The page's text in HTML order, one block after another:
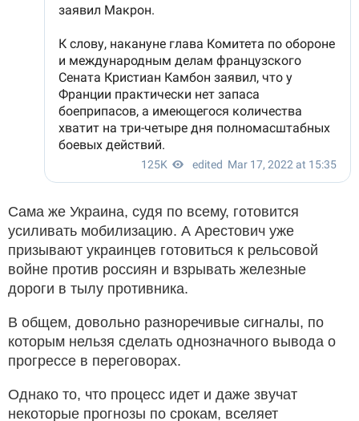
Сама же Украина, судя по всему, готовится
усиливать мобилизацию. А Арестович уже
призывают украинцев готовиться к рельсовой
войне против россиян и взрывать железные
дороги в тылу противника.
В общем, довольно разноречивые сигналы, по
которым нельзя сделать однозначного вывода о
прогрессе в переговорах.
Однако то, что процесс идет и даже звучат
некоторые прогнозы по срокам, вселяет